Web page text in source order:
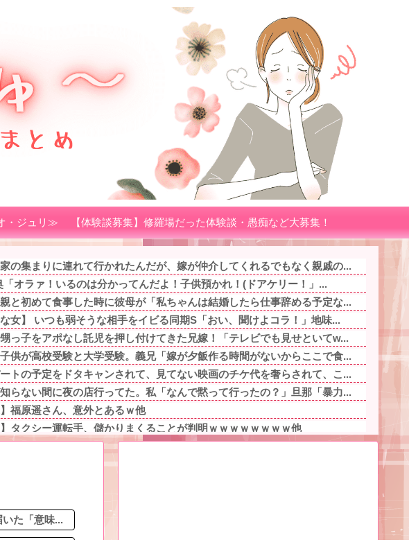
・ジュリ≫ 【体験談募集】修羅場だった体験談・愚痴など大募集！
の集まりに連れて行かれたんだが、嫁が仲介してくれるでもなく親戚の...
「オラァ！いるのは分かってんだよ！子供預かれ！(ドアケリー！」...
と初めて食事した時に彼母が「私ちゃんは結婚したら仕事辞める予定な...
な女】 いつも弱そうな相手をイビる同期S「おい、聞けよコラ！」地味...
っ子をアポなし託児を押し付けてきた兄嫁！「テレビでも見せといてw...
供が高校受験と大学受験。義兄「嫁が夕飯作る時間がないからここで食...
トの予定をドタキャンされて、見てない映画のチケ代を奢らされて、こ...
らない間に夜の店行ってた。私「なんで黙って行ったの？」旦那「暴力...
】福原遥さん、意外とあるｗ他
】タクシー運転手、儲かりまくることが判明ｗｗｗｗｗｗｗｗ他
物みたいに柔らかい手を持つ人、話題にｗｗｗｗ「脳が理解を拒む」「ミ...
】思春期の娘に「キモッ」と言われたお父さん、グレる他
た「意味...